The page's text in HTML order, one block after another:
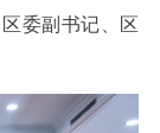
委副书记、区